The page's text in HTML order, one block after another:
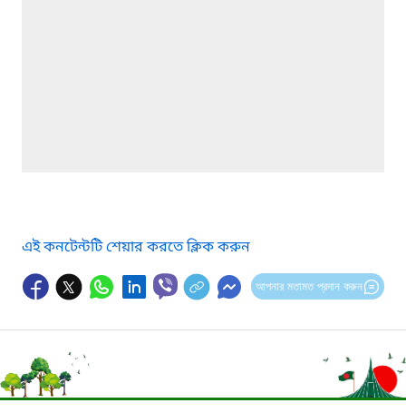
এই কনটেন্টটি শেয়ার করতে ক্লিক করুন
আপনার মতামত প্রদান করুন